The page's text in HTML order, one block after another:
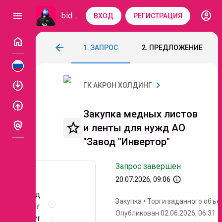
menu bidzaar ВХОД РЕГИСТРАЦИЯ
account_circle
home
enable
enable
policy
arrow_back
Закупка медных листов и ленты для
1. ЗАПРОС 2. ПРЕДЛОЖЕНИЕ
ГК АКРОН ХОЛДИНГ chevron_right
star_border
Закупка медных листов
и ленты для нужд АО
"Завод "Инвертор"
Предмет
закупки:
Закупка
Запрос завершен
20.07.2026, 09:06 info_outline
Закупка • Торги заданного
Опубликован 02.06.2026, 06:31